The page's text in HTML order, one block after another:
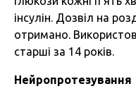
інсулін. Дозвіл на
отримано.
старші за 14 років.
Нейропротезування